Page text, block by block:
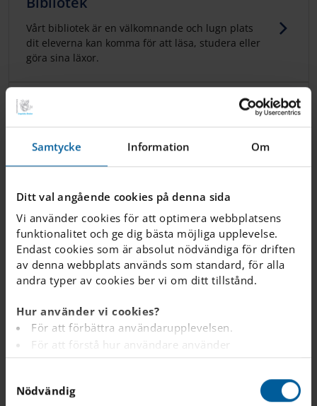
Samtycke Information Om
Ditt val angående cookies på denna sida
Vi använder cookies för att optimera webbplatsens
funktionalitet och ge dig bästa möjliga upplevelse.
Endast cookies som är absolut nödvändiga för driften
av denna webbplats används som standard, för alla
andra typer av cookies ber vi om ditt tillstånd.
Hur använder vi cookies?
För att förbättra användarupplevelsen.
För att förstå hur användare använder
webbplatsen.
Analys av webbplatsen i marknadsförings- och
reklamsyfte.
Nödvändig
Vårt bibliotek är en välkomnande och lugn plats
dit eleverna kan komma för att läsa, studera eller
göra sina läxor.
Fritids
På Internationella Engelska Skolan erbjuder vi
skolgång från förskoleklass. Hos oss introduceras
barnen till en tvåspråkig miljö redan från start.
Skolmat
En näringsrik och hälsosam lunch är en viktig
förutsättning för att eleverna ska få en bra och
produktiv skoldag.
PTA - Föräldraförening